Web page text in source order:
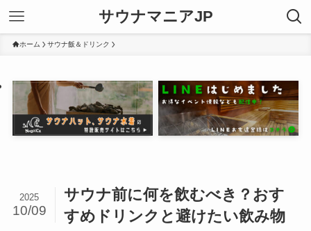
サウナマニアJP
ホーム サウナ飯＆ドリンク
サウナ前に何を飲むべき？おす
すめドリンクと避けたい飲み物
2025
10/09